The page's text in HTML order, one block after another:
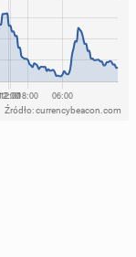
Źródło: currencybeacon.com